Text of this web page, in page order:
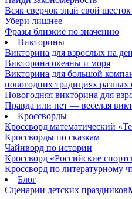
Всяк сверчок знай свой
Убери лишнее
Фразы близкие по значению
Викторины
Викторина для взрослых на
Викторина океаны и моря
Викторина для большой
новогодних традициях разных
Новогодняя викторина для
Правда или нет — веселая
Кроссворды
Кроссворд математический
Кроссворды по сказкам
Чайнворд по истории
Кроссворд «Российские
Кроссворд по литературному
Блог
Сценарии детских праздников